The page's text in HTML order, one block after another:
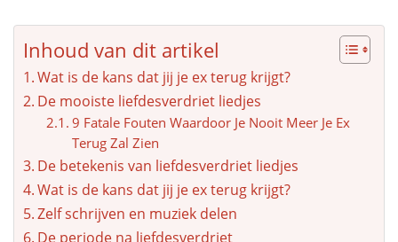
Inhoud van dit artikel
Wat is de kans dat jij je ex terug krijgt?
De mooiste liefdesverdriet liedjes
9 Fatale Fouten Waardoor Je Nooit Meer Je Ex
Terug Zal Zien
De betekenis van liefdesverdriet liedjes
Wat is de kans dat jij je ex terug krijgt?
Zelf schrijven en muziek delen
De periode na liefdesverdriet